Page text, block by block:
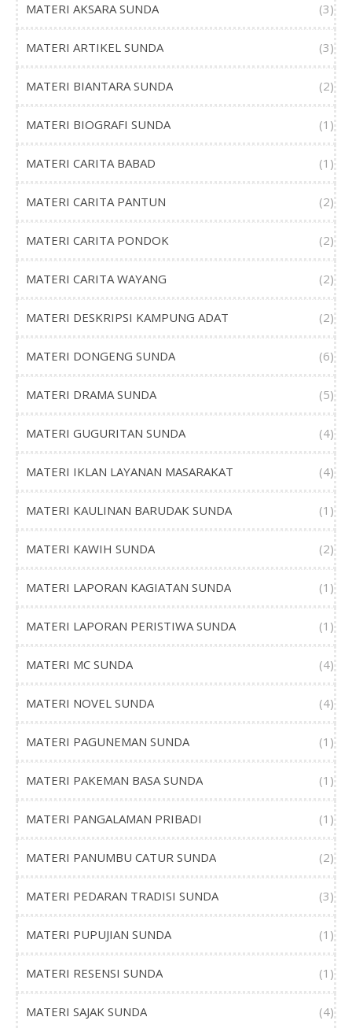
MATERI AKSARA SUNDA (3)
MATERI ARTIKEL SUNDA (3)
MATERI BIANTARA SUNDA (2)
MATERI BIOGRAFI SUNDA (1)
MATERI CARITA BABAD (1)
MATERI CARITA PANTUN (2)
MATERI CARITA PONDOK (2)
MATERI CARITA WAYANG (2)
MATERI DESKRIPSI KAMPUNG ADAT (2)
MATERI DONGENG SUNDA (6)
MATERI DRAMA SUNDA (5)
MATERI GUGURITAN SUNDA (4)
MATERI IKLAN LAYANAN MASARAKAT (4)
MATERI KAULINAN BARUDAK SUNDA (1)
MATERI KAWIH SUNDA (2)
MATERI LAPORAN KAGIATAN SUNDA (1)
MATERI LAPORAN PERISTIWA SUNDA (1)
MATERI MC SUNDA (4)
MATERI NOVEL SUNDA (4)
MATERI PAGUNEMAN SUNDA (1)
MATERI PAKEMAN BASA SUNDA (1)
MATERI PANGALAMAN PRIBADI (1)
MATERI PANUMBU CATUR SUNDA (2)
MATERI PEDARAN TRADISI SUNDA (3)
MATERI PUPUJIAN SUNDA (1)
MATERI RESENSI SUNDA (1)
MATERI SAJAK SUNDA (4)